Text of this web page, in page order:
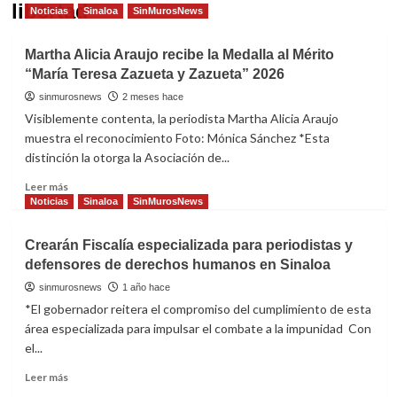
libertad
Noticias Sinaloa SinMurosNews
Martha Alicia Araujo recibe la Medalla al Mérito
“María Teresa Zazueta y Zazueta” 2026
sinmurosnews 2 meses hace
Visiblemente contenta, la periodista Martha Alicia Araujo
muestra el reconocimiento Foto: Mónica Sánchez *Esta
distinción la otorga la Asociación de...
Leer másRead
more
Alicia
Araujo
recibe
al
Noticias Sinaloa SinMurosNews
Crearán Fiscalía especializada para periodistas y
defensores de derechos humanos en Sinaloa
sinmurosnews 1 año hace
*El gobernador reitera el compromiso del cumplimiento de esta
área especializada para impulsar el combate a la impunidad Con
el...
Leer másRead